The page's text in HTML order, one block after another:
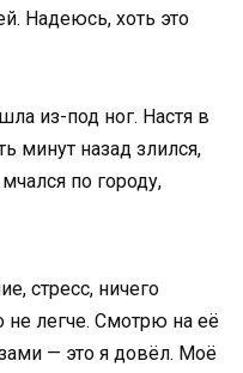
Надеюсь, хоть это
из-под ног. Настя в
минут назад злился,
по городу,
стресс, ничего
не легче. Смотрю на её
— это я довёл. Моё